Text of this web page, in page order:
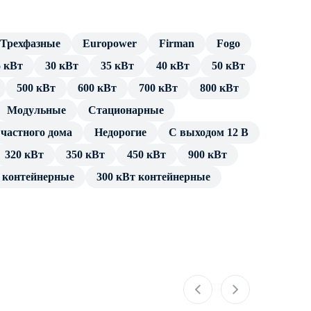
Трехфазные Europower Firman
Fogo
кВт 30 кВт 35 кВт 40 кВт
50 кВт
500 кВт 600 кВт 700 кВт
800 кВт
Модульные
Cтационарные
дома Недорогие
С выходом 12 В
320 кВт 350 кВт 450 кВт
900 кВт
300 кВт контейнерные